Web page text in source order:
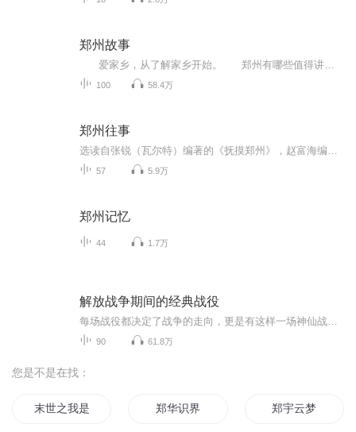
郑州故事
100 58.4万
郑州往事
57 5.9万
郑州记忆
44 1.7万
解放战争期间的经典战役
90 61.8万
您是不是在找：
末世之我是郑飞 郑华识界 郑宇云梦